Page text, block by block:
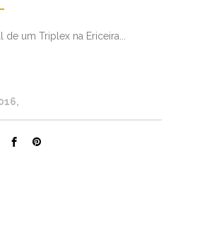
de um Triplex na Ericeira...